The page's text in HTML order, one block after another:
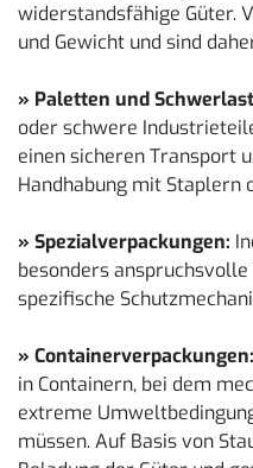
widerstandsfähige Güter.
und Gewicht und sind
» Paletten und
oder schwere
einen sicheren Transport
Handhabung mit Staplern
» Spezialverpackungen:
besonders
spezifische
» Containerverpackungen:
in Containern, bei dem
extreme
müssen. Auf Basis von